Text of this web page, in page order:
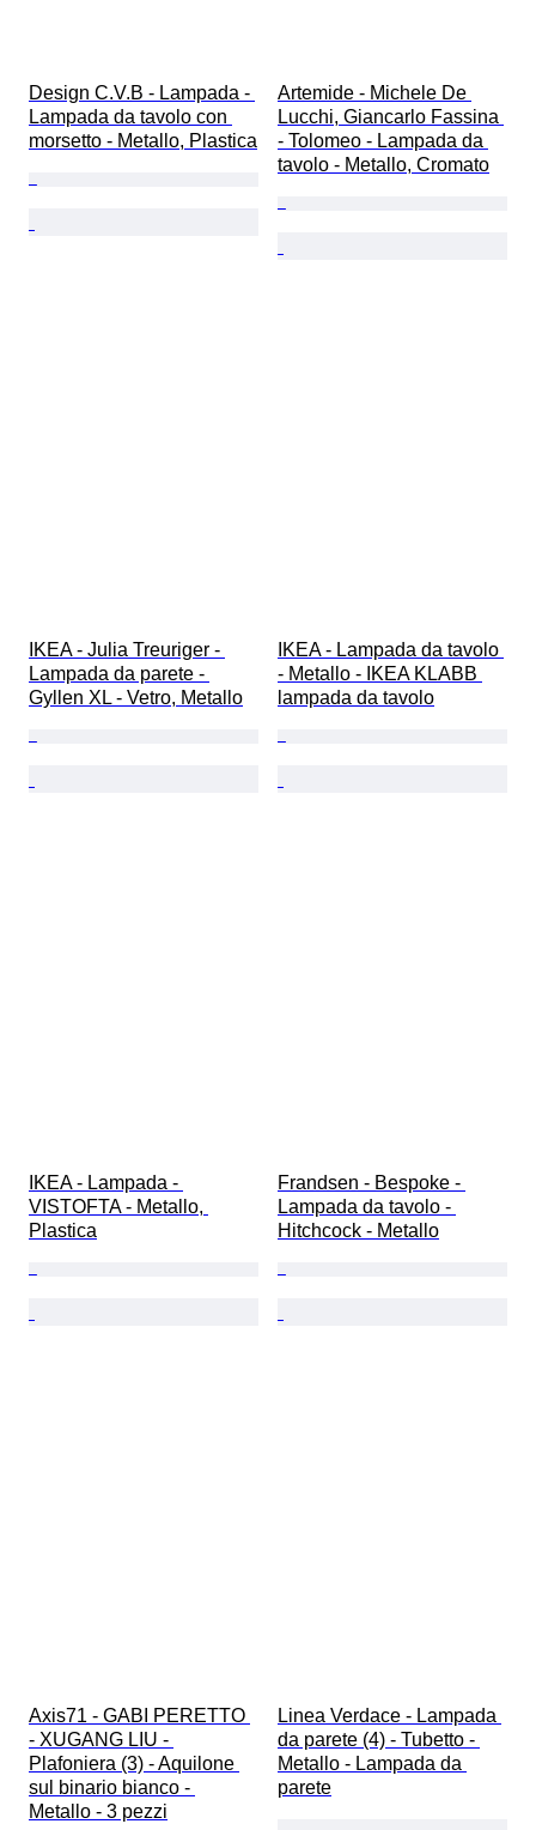
Design C.V.B - Lampada -
Lampada da tavolo con
morsetto - Metallo, Plastica
Artemide - Michele De
Lucchi, Giancarlo Fassina
- Tolomeo - Lampada da
tavolo - Metallo, Cromato
IKEA - Julia Treuriger -
Lampada da parete -
Gyllen XL - Vetro, Metallo
IKEA - Lampada da tavolo
- Metallo - IKEA KLABB
lampada da tavolo
IKEA - Lampada -
VISTOFTA - Metallo,
Plastica
Frandsen - Bespoke -
Lampada da tavolo -
Hitchcock - Metallo
Axis71 - GABI PERETTO
- XUGANG LIU -
Plafoniera (3) - Aquilone
sul binario bianco -
Metallo - 3 pezzi
Linea Verdace - Lampada
da parete (4) - Tubetto -
Metallo - Lampada da
parete